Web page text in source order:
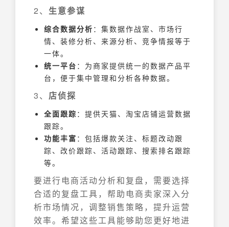
2、 生意参谋
综合数据分析 ：集数据作战室、市场行
情、装修分析、来源分析、竞争情报等于
一体。
统一平台 ：为商家提供统一的数据产品平
台，便于集中管理和分析各种数据。
3、 店侦探
全面跟踪 ：提供天猫、淘宝店铺运营数据
跟踪。
功能丰富 ：包括爆款关注、标题改动跟
踪、改价跟踪、活动跟踪、搜索排名跟踪
等。
要进行电商活动分析和复盘，需要选择
合适的复盘工具，帮助电商卖家深入分
析市场情况，调整销售策略，提升运营
效率。希望这些工具能够助您更好地进